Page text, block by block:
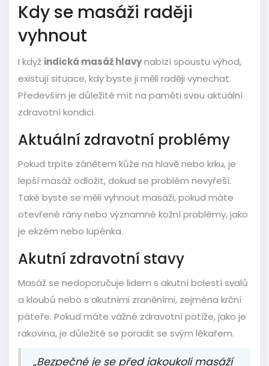
Kdy se masáži raději
vyhnout
I když indická masáž hlavynabízí spoustu výhod,
existují situace, kdy byste ji měli raději vynechat.
Především je důležité mít na paměti svou aktuální
zdravotní kondici.
Aktuální zdravotní problémy
Pokud trpíte zánětem kůže na hlavě nebo krku, je
lepší masáž odložit, dokud se problém nevyřeší.
Také byste se měli vyhnout masáži, pokud máte
otevřené rány nebo významné kožní problémy, jako
je ekzém nebo lupénka.
Akutní zdravotní stavy
Masáž se nedoporučuje lidem s akutní bolestí svalů
a kloubů nebo s akutními zraněními, zejména krční
páteře. Pokud máte vážné zdravotní potíže, jako je
rakovina, je důležité se poradit se svým lékařem.
„Bezpečné je se před jakoukoli masáží